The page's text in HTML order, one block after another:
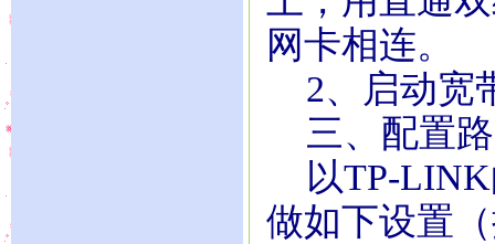
网卡相连。
2、启动宽
三、配置
以TP-LINK
做如下设置